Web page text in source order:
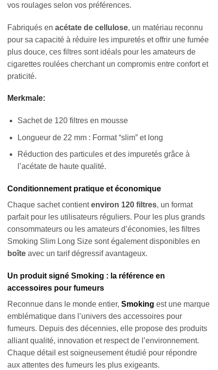
vos roulages selon vos préférences.
Fabriqués en acétate de cellulose, un matériau reconnu
pour sa capacité à réduire les impuretés et offrir une fumée
plus douce, ces filtres sont idéals pour les amateurs de
cigarettes roulées cherchant un compromis entre confort et
praticité.
Merkmale:
Sachet de 120 filtres en mousse
Longueur de 22 mm : Format “slim” et long
Réduction des particules et des impuretés grâce à
l’acétate de haute qualité.
Conditionnement pratique et économique
Chaque sachet contientenviron 120 filtres, un format
parfait pour les utilisateurs réguliers. Pour les plus grands
consommateurs ou les amateurs d’économies, les filtres
Smoking Slim Long Size sont également disponibles en
boîte avec un tarif dégressif avantageux.
Un produit signé Smoking : la référence en
accessoires pour fumeurs
Reconnue dans le monde entier, Smoking est une marque
emblématique dans l’univers des accessoires pour
fumeurs. Depuis des décennies, elle propose des produits
alliant qualité, innovation et respect de l’environnement.
Chaque détail est soigneusement étudié pour répondre
aux attentes des fumeurs les plus exigeants.